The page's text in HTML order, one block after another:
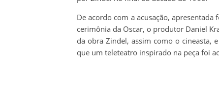
De acordo com a acusação,
cerimônia da Oscar, o produtor Daniel
da obra Zindel, assim como o
que um teleteatro inspirado na peça foi